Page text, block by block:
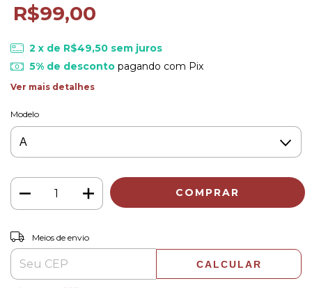
R$99,00
2 x de R$49,50 sem juros
5% de descontopagando com Pix
Ver mais detalhes
Modelo
Entregas para o CEP:
Meios de envio
CALCULAR